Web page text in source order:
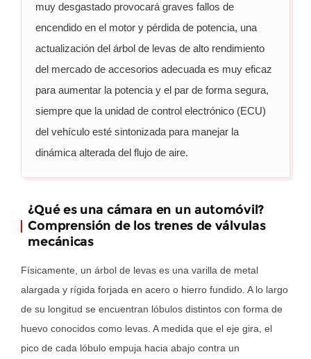
árboles
levas
hay
automóvil?
¿Los
árboles
levas
del
mercado
de
accesorios
muy desgastado provocará graves fallos de
encendido en el motor y pérdida de potencia, una
actualización del árbol de levas de alto rendimiento
del mercado de accesorios adecuada es muy eficaz
para aumentar la potencia y el par de forma segura,
siempre que la unidad de control electrónico (ECU)
del vehículo esté sintonizada para manejar la
dinámica alterada del flujo de aire.
¿Qué es una cámara en un automóvil?
Comprensión de los trenes de válvulas
mecánicas
Físicamente, un árbol de levas es una varilla de metal
alargada y rígida forjada en acero o hierro fundido. A lo largo
de su longitud se encuentran lóbulos distintos con forma de
huevo conocidos como levas. A medida que el eje gira, el
pico de cada lóbulo empuja hacia abajo contra un